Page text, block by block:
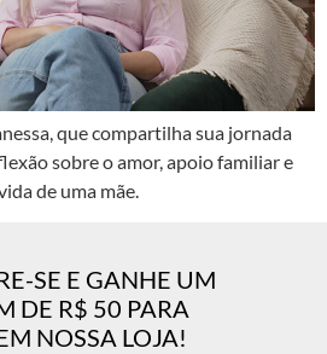
que compartilha sua jornada
sobre o amor, apoio familiar e
de uma mãe.
SE E GANHE UM
DE R$ 50 PARA
NOSSA LOJA!